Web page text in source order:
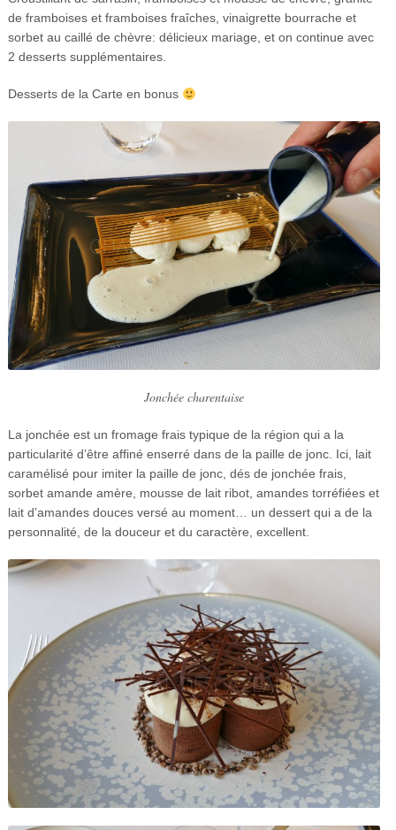
de framboises et framboises fraîches, vinaigrette bourrache et
sorbet au caillé de chèvre: délicieux mariage, et on continue avec
2 desserts supplémentaires.
Desserts de la Carte en bonus
Jonchée charentaise
La jonchée est un fromage frais typique de la région qui a la
particularité d’être affiné enserré dans de la paille de jonc. Ici, lait
caramélisé pour imiter la paille de jonc, dés de jonchée frais,
sorbet amande amère, mousse de lait ribot, amandes torréfiées et
lait d’amandes douces versé au moment… un dessert qui a de la
personnalité, de la douceur et du caractère, excellent.